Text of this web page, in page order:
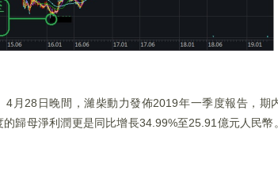
月28日晚間，濰柴動力發佈2019年一季度報告，期
歸母淨利潤更是同比增長34.99%至25.91億元人民幣